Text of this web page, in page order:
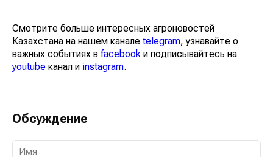
Смотрите больше интересных агроновостей
Казахстана на нашем канале telegram, узнавайте о
важных событиях в facebook и подписывайтесь на
youtube канал и instagram.
Обсуждение